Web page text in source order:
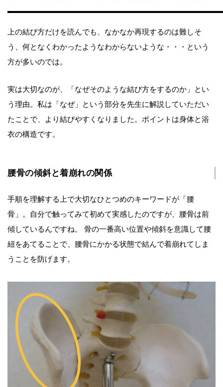
上の結び方だけを読んでも、なかなか再現するのは難しそ
う、何となくわかったようなわからないような・・・という
方が多いのでは。
実は大切なのが、「なぜそのような結び方をするのか」とい
う理由。私は「なぜ」という部分を先生に解説していただい
たことで、より結びやすくなりました。ポイントは身体と浴
衣の構造です。
腰骨の傾斜と着崩れの関係
手順を理解する上で大切なひとつめのキーワードが「腰
骨」。自分で触ってみて初めて実感したのですが、腰骨は前
傾しているんですね。 骨の一番高い位置や傾斜を意識して腰
紐をあてることで、腰骨にかかる状態で結んで着崩れてしま
うことを防げます。